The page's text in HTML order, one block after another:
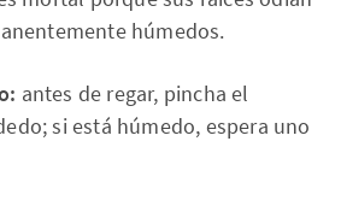
húmedos.
antes de regar, pincha el
si está húmedo, espera uno